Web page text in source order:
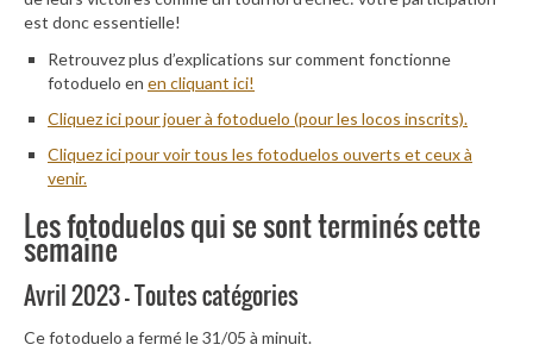
est donc essentielle!
Retrouvez plus d’explications sur comment fonctionne
fotoduelo en en cliquant ici!
Cliquez ici pour jouer à fotoduelo (pour les locos inscrits).
Cliquez ici pour voir tous les fotoduelos ouverts et ceux à
venir.
Les fotoduelos qui se sont terminés cette
semaine
Avril 2023 – Toutes catégories
Ce fotoduelo a fermé le 31/05 à minuit.